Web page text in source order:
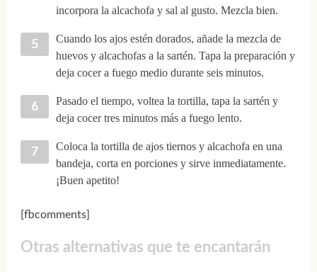
incorpora la alcachofa y sal al gusto. Mezcla bien.
Cuando los ajos estén dorados, añade la mezcla de
huevos y alcachofas a la sartén. Tapa la preparación y
deja cocer a fuego medio durante seis minutos.
Pasado el tiempo, voltea la tortilla, tapa la sartén y
deja cocer tres minutos más a fuego lento.
Coloca la tortilla de ajos tiernos y alcachofa en una
bandeja, corta en porciones y sirve inmediatamente.
¡Buen apetito!
[fbcomments]
Otras alternativas que te encantarán